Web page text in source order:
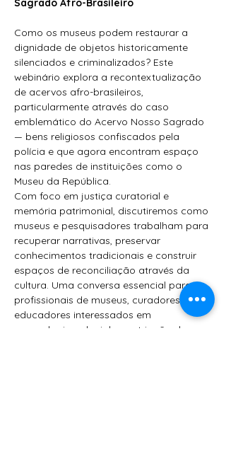
Sagrado Afro-Brasileiro
Como os museus podem restaurar a
dignidade de objetos historicamente
silenciados e criminalizados? Este
webinário explora a recontextualização
de acervos afro-brasileiros,
particularmente através do caso
emblemático do Acervo Nosso Sagrado
— bens religiosos confiscados pela
polícia e que agora encontram espaço
nas paredes de instituições como o
Museu da República.
Com foco em justiça curatorial e
memória patrimonial, discutiremos como
museus e pesquisadores trabalham para
recuperar narrativas, preservar
conhecimentos tradicionais e construir
espaços de reconciliação através da
cultura. Uma conversa essencial para
profissionais de museus, curadores e
educadores interessados em
arqueologia colonial, repatriação de